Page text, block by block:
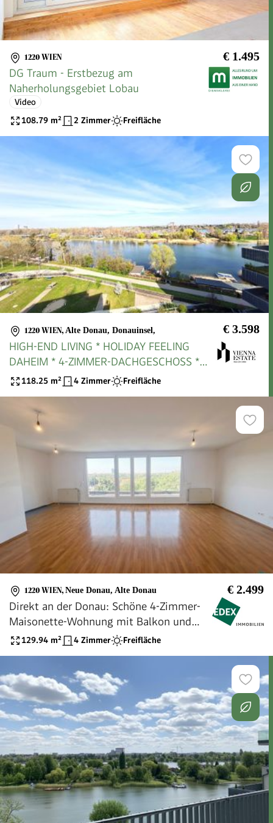
1220 WIEN € 1.495
DG Traum - Erstbezug am
Naherholungsgebiet Lobau
Video
108.79 m² 2 Zimmer Freifläche
1220 WIEN, Alte Donau, Donauinsel, € 3.598
HIGH-END LIVING * HOLIDAY FEELING
DAHEIM * 4-ZIMMER-DACHGESCHOSS *
BALKON * ALTE DONAU * BESTE
118.25 m² 4 Zimmer Freifläche
1220 WIEN, Neue Donau, Alte Donau € 2.499
Direkt an der Donau: Schöne 4-Zimmer-
Maisonette-Wohnung mit Balkon und
Terrasse
129.94 m² 4 Zimmer Freifläche